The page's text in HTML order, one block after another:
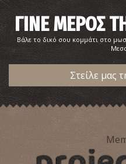
ΓΙΝΕ ΜΕΡΟΣ
Βάλε το δικό σου κομμάτι στο
Στείλε μας